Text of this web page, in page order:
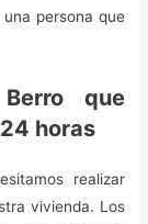
persona que
que
horas
realizar
vivienda. Los